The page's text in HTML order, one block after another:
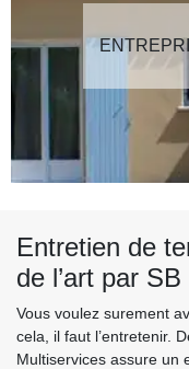
Entretien de
de l’art par
Vous voulez surement
cela, il faut l’entretenir.
Multiservices assure un